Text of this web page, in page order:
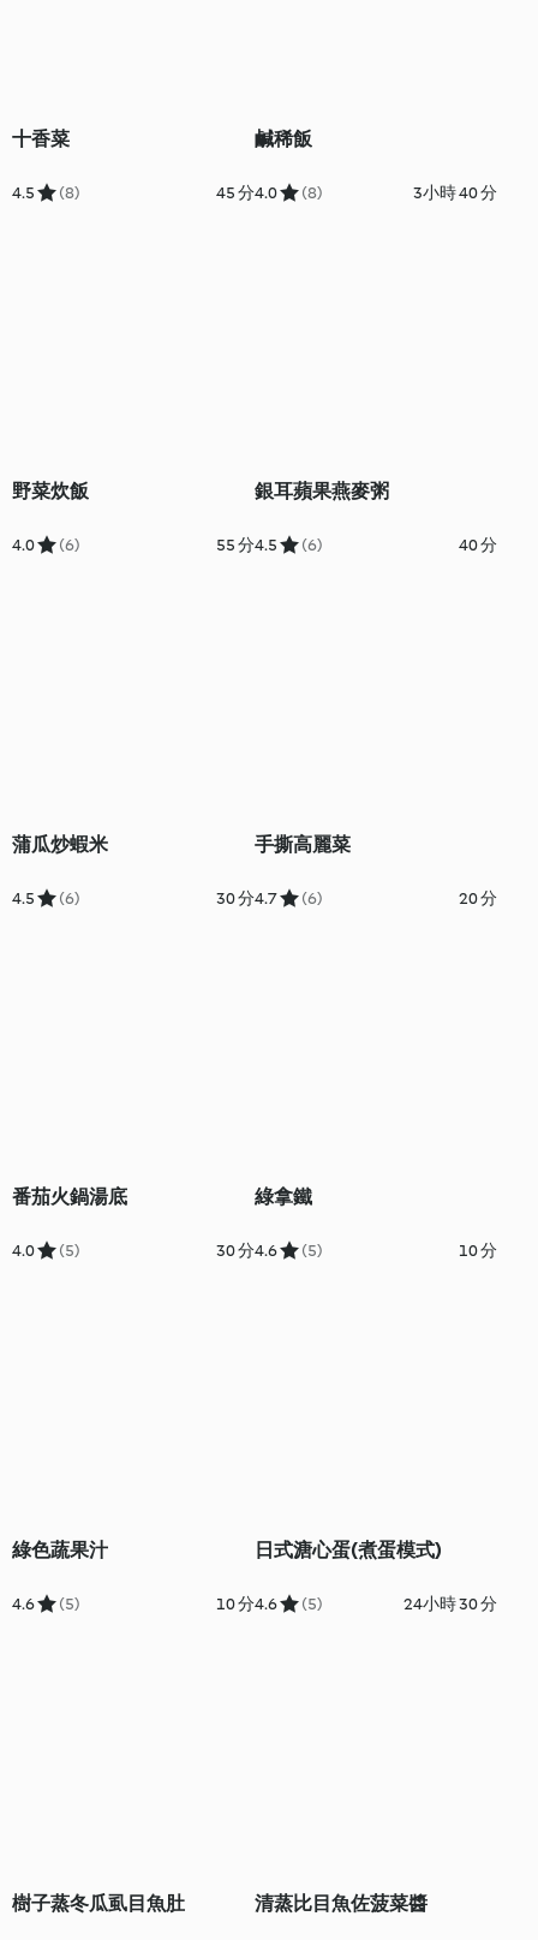
十香菜
4.5 (8) 45 分
鹹稀飯
4.0 (8) 3小時 40 分
野菜炊飯
4.0 (6) 55 分
銀耳蘋果燕麥粥
4.5 (6) 40 分
蒲瓜炒蝦米
4.5 (6) 30 分
手撕高麗菜
4.7 (6) 20 分
番茄火鍋湯底
4.0 (5) 30 分
綠拿鐵
4.6 (5) 10 分
綠色蔬果汁
4.6 (5) 10 分
日式溏心蛋(煮蛋模式)
4.6 (5) 24小時 30 分
樹子蒸冬瓜虱目魚肚 清蒸比目魚佐菠菜醬